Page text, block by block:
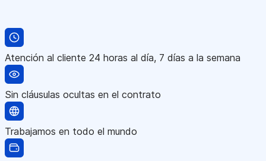
Atención al cliente 24 horas al día, 7 días a la semana
Sin cláusulas ocultas en el contrato
Trabajamos en todo el mundo